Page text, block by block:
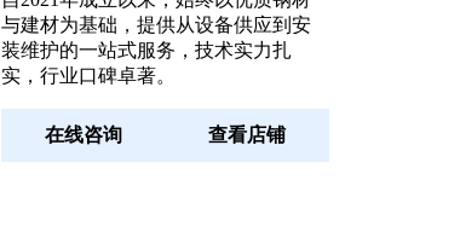
与建材为基础，提供从设备供应到安
装维护的一站式服务，技术实力扎
实，行业口碑卓著。
在线咨询 查看店铺